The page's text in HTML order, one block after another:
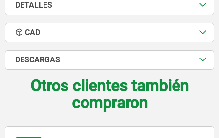
DETALLES
CAD
DESCARGAS
Otros clientes también
compraron